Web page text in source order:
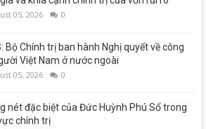
05, 2026 0
Bộ Chính trị ban hành Nghị quyết về công
Việt Nam ở nước ngoài
05, 2026 0
nét đặc biệt của Đức Huỳnh Phú Sổ trong
chính trị